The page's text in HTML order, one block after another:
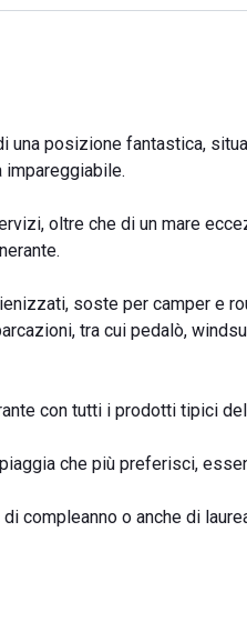
una posizione fantastica,
impareggiabile.
oltre che di un mare
soste per camper e
tra cui pedalò,
con tutti i prodotti tipici
che più preferisci,
compleanno o anche di